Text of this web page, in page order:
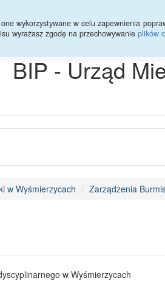
wykorzystywane w celu zapewnienia
wyrażasz zgodę na przechowywanie plików
BIP - Urząd
w Wyśmierzycach Zarządzenia
w Wyśmierzycach